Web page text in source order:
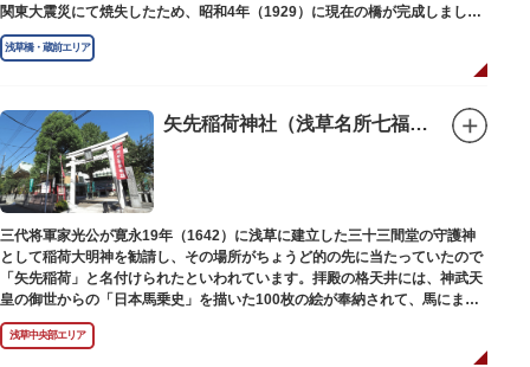
関東大震災にて焼失したため、昭和4年（1929）に現在の橋が完成しまし
た。
浅草橋・蔵前エリア
矢先稲荷神社（浅草名所七福神 福禄寿）
三代将軍家光公が寛永19年（1642）に浅草に建立した三十三間堂の守護神
として稲荷大明神を勧請し、その場所がちょうど的の先に当たっていたので
「矢先稲荷」と名付けられたといわれています。拝殿の格天井には、神武天
皇の御世からの「日本馬乗史」を描いた100枚の絵が奉納されて、馬にまつ
わる歴史が一目瞭然に理解できます。
浅草中央部エリア